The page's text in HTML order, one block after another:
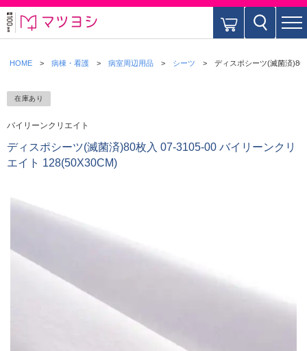
HOME 病棟・看護 病室周辺用品 シーツ ディスポシーツ(滅菌済)80
在庫あり
バイリーンクリエイト
ディスポシーツ(滅菌済)80枚入 07-3105-00 バイリーンクリ
エイト 128(50X30CM)